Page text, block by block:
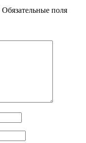
Обязательные поля